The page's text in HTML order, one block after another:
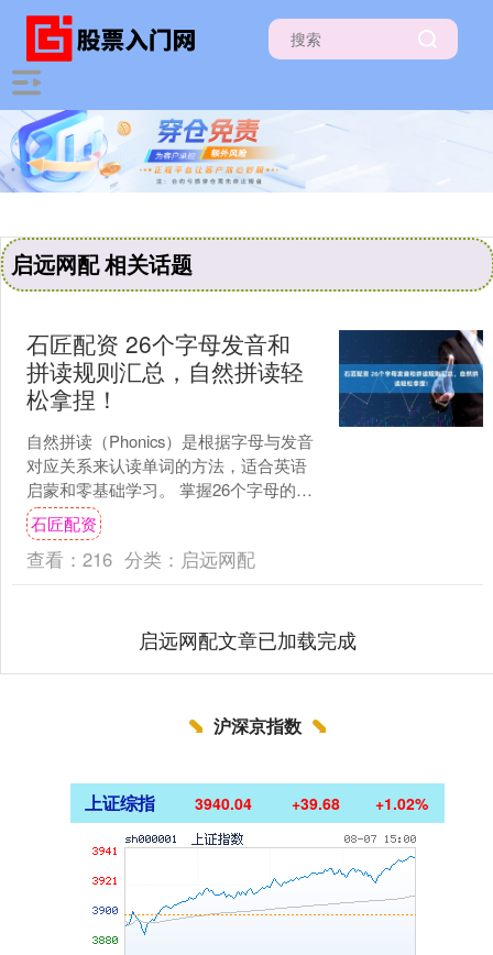
启远网配 相关话题
石匠配资 26个字母发音和
拼读规则汇总，自然拼读轻
松拿捏！
自然拼读（Phonics）是根据字母与发音
对应关系来认读单词的方法，适合英语
启蒙和零基础学习。 掌握26个字母的发
音和拼读规律，是学好自然拼读的第一
步。 展开剩....
石匠配资
查看： 216 分类： 启远网配
启远网配文章已加载完成
沪深京指数
上证综指 3940.04 +39.68 +1.02%